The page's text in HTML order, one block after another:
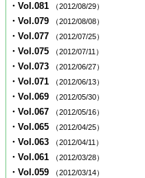
・Vol.081 （2012/08/29）
・Vol.079 （2012/08/08）
・Vol.077 （2012/07/25）
・Vol.075 （2012/07/11）
・Vol.073 （2012/06/27）
・Vol.071 （2012/06/13）
・Vol.069 （2012/05/30）
・Vol.067 （2012/05/16）
・Vol.065 （2012/04/25）
・Vol.063 （2012/04/11）
・Vol.061 （2012/03/28）
・Vol.059 （2012/03/14）